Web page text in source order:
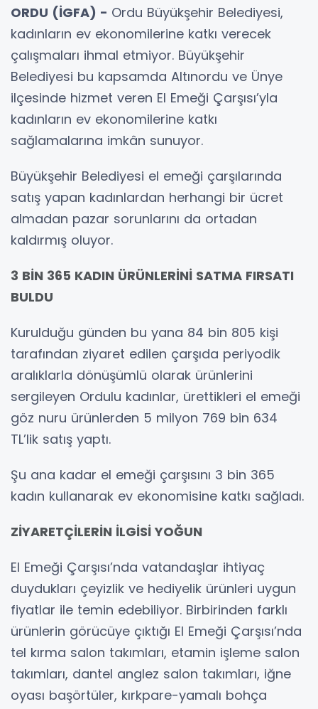
ORDU (İGFA) - Ordu Büyükşehir Belediyesi,
kadınların ev ekonomilerine katkı verecek
çalışmaları ihmal etmiyor. Büyükşehir
Belediyesi bu kapsamda Altınordu ve Ünye
ilçesinde hizmet veren El Emeği Çarşısı’yla
kadınların ev ekonomilerine katkı
sağlamalarına imkân sunuyor.
Büyükşehir Belediyesi el emeği çarşılarında
satış yapan kadınlardan herhangi bir ücret
almadan pazar sorunlarını da ortadan
kaldırmış oluyor.
3 BİN 365 KADIN ÜRÜNLERİNİ SATMA FIRSATI
BULDU
Kurulduğu günden bu yana 84 bin 805 kişi
tarafından ziyaret edilen çarşıda periyodik
aralıklarla dönüşümlü olarak ürünlerini
sergileyen Ordulu kadınlar, ürettikleri el emeği
göz nuru ürünlerden 5 milyon 769 bin 634
TL’lik satış yaptı.
Şu ana kadar el emeği çarşısını 3 bin 365
kadın kullanarak ev ekonomisine katkı sağladı.
ZİYARETÇİLERİN İLGİSİ YOĞUN
El Emeği Çarşısı’nda vatandaşlar ihtiyaç
duydukları çeyizlik ve hediyelik ürünleri uygun
fiyatlar ile temin edebiliyor. Birbirinden farklı
ürünlerin görücüye çıktığı El Emeği Çarşısı’nda
tel kırma salon takımları, etamin işleme salon
takımları, dantel anglez salon takımları, iğne
oyası başörtüler, kırkpare-yamalı bohça